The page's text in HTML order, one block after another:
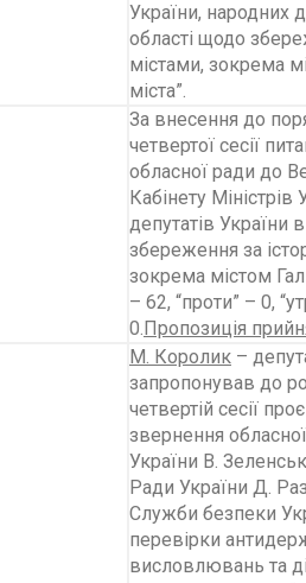
України, народних
області щодо
містами, зокрема
міста”.
За внесення до
четвертої сесії
обласної ради до
Кабінету
депутатів України
збереження за
зокрема містом
– 62, “проти” – 0,
0.Пропозиція
М. Королик –
запропонував до
четвертій сесії
звернення
України В.
Ради України Д.
Служби безпеки
перевірки
висловлювань та